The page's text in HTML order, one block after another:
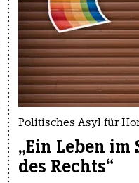
Politisches Asyl für
„Ein Leben im
des Rechts“